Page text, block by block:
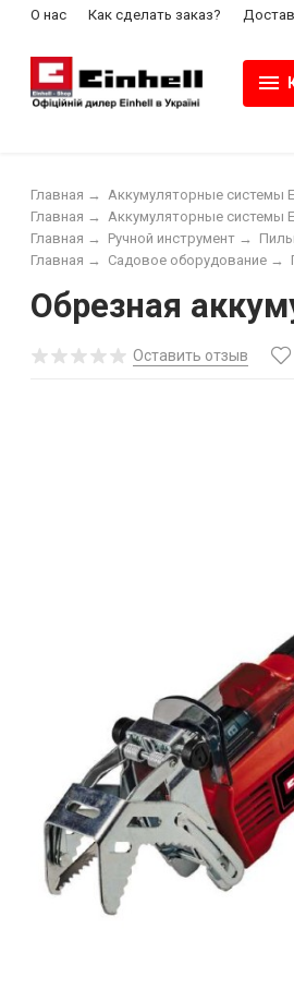
О нас Как сделать заказ?
Главная →
Аккумуляторные системы
Аккумуляторные системы
Главная →
Ручной инструмент →
Главная →
Садовое оборудование →
Главная →
Обрезная
Оставить отзыв